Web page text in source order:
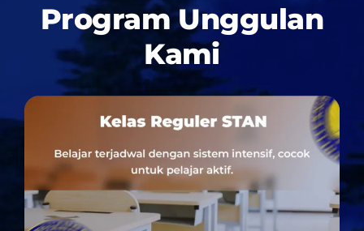
Program Unggulan
Kami